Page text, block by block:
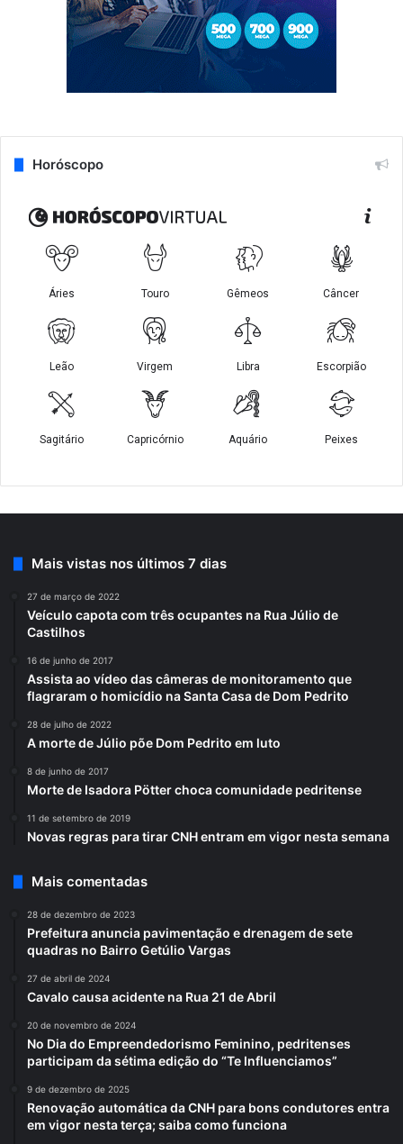
Horóscopo
Mais vistas nos últimos 7 dias
27 de março de 2022
Veículo capota com três ocupantes na Rua Júlio de
Castilhos
16 de junho de 2017
Assista ao vídeo das câmeras de monitoramento que
flagraram o homicídio na Santa Casa de Dom Pedrito
28 de julho de 2022
A morte de Júlio põe Dom Pedrito em luto
8 de junho de 2017
Morte de Isadora Pötter choca comunidade pedritense
11 de setembro de 2019
Novas regras para tirar CNH entram em vigor nesta semana
Mais comentadas
28 de dezembro de 2023
Prefeitura anuncia pavimentação e drenagem de sete
quadras no Bairro Getúlio Vargas
27 de abril de 2024
Cavalo causa acidente na Rua 21 de Abril
20 de novembro de 2024
No Dia do Empreendedorismo Feminino, pedritenses
participam da sétima edição do “Te Influenciamos”
9 de dezembro de 2025
Renovação automática da CNH para bons condutores entra
em vigor nesta terça; saiba como funciona